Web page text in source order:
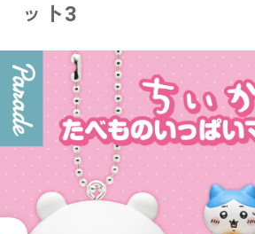
お問い合わせ
PRIZE 公式 X
PRIZE 公式 Instagram
ット3